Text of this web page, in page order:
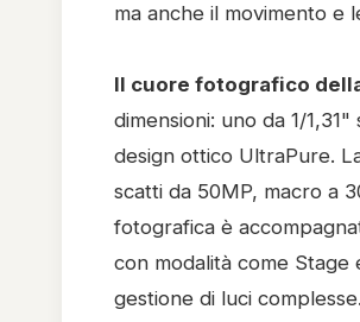
ma anche il movimento e
Il cuore fotografico
dimensioni: uno da 1/
design ottico UltraPure.
scatti da 50MP, macro a
fotografica è
con modalità come Stage
gestione di luci complesse.